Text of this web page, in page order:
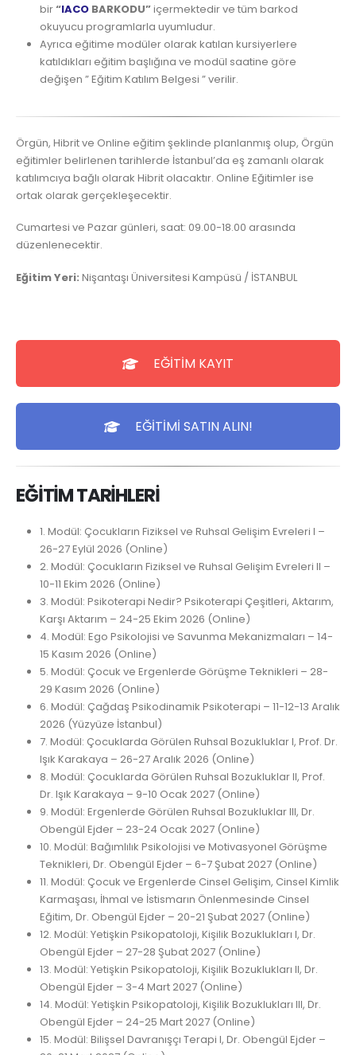
bir“IACOBARKODU”içermektedir ve tüm barkod
okuyucu programlarla uyumludur.
Ayrıca eğitime modüler olarak katılan kursiyerlere
katıldıkları eğitim başlığına ve modül saatine göre
değişen ” Eğitim Katılım Belgesi ” verilir.
Örgün, Hibrit ve Online eğitim şeklinde planlanmış olup, Örgün
eğitimler belirlenen tarihlerde İstanbul’da eş zamanlı olarak
katılımcıya bağlı olarak Hibrit olacaktır. Online Eğitimler ise
ortak olarak gerçekleşecektir.
Cumartesi ve Pazar günleri, saat: 09.00-18.00 arasında
düzenlenecektir.
Eğitim Yeri: Nişantaşı Üniversitesi Kampüsü / İSTANBUL
EĞİTİM KAYIT
EĞİTİMİ SATIN ALIN!
EĞİTİM TARİHLERİ
1. Modül: Çocukların Fiziksel ve Ruhsal Gelişim Evreleri I –
26-27 Eylül 2026 (Online)
2. Modül: Çocukların Fiziksel ve Ruhsal Gelişim Evreleri II –
10-11 Ekim 2026 (Online)
3. Modül: Psikoterapi Nedir? Psikoterapi Çeşitleri, Aktarım,
Karşı Aktarım – 24-25 Ekim 2026 (Online)
4. Modül: Ego Psikolojisi ve Savunma Mekanizmaları – 14-
15 Kasım 2026 (Online)
5. Modül: Çocuk ve Ergenlerde Görüşme Teknikleri – 28-
29 Kasım 2026 (Online)
6. Modül: Çağdaş Psikodinamik Psikoterapi – 11-12-13 Aralık
2026 (Yüzyüze İstanbul)
7. Modül: Çocuklarda Görülen Ruhsal Bozukluklar I, Prof. Dr.
Işık Karakaya – 26-27 Aralık 2026 (Online)
8. Modül: Çocuklarda Görülen Ruhsal Bozukluklar II, Prof.
Dr. Işık Karakaya – 9-10 Ocak 2027 (Online)
9. Modül: Ergenlerde Görülen Ruhsal Bozukluklar III, Dr.
Obengül Ejder – 23-24 Ocak 2027 (Online)
10. Modül: Bağımlılık Psikolojisi ve Motivasyonel Görüşme
Teknikleri, Dr. Obengül Ejder – 6-7 Şubat 2027 (Online)
11. Modül: Çocuk ve Ergenlerde Cinsel Gelişim, Cinsel Kimlik
Karmaşası, İhmal ve İstismarın Önlenmesinde Cinsel
Eğitim, Dr. Obengül Ejder – 20-21 Şubat 2027 (Online)
12. Modül: Yetişkin Psikopatoloji, Kişilik Bozuklukları I, Dr.
Obengül Ejder – 27-28 Şubat 2027 (Online)
13. Modül: Yetişkin Psikopatoloji, Kişilik Bozuklukları II, Dr.
Obengül Ejder – 3-4 Mart 2027 (Online)
14. Modül: Yetişkin Psikopatoloji, Kişilik Bozuklukları III, Dr.
Obengül Ejder – 24-25 Mart 2027 (Online)
15. Modül: Bilişsel Davranışçı Terapi I, Dr. Obengül Ejder –